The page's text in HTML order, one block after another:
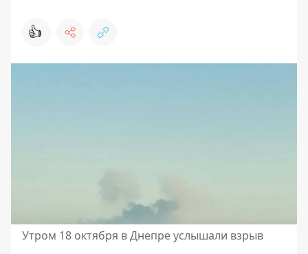
👍
Утром 18 октября в Днепре услышали взрыв